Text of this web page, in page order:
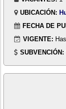
UBICACIÓN:
FECHA DE
VIGENTE:
SUBVENCIÓN: